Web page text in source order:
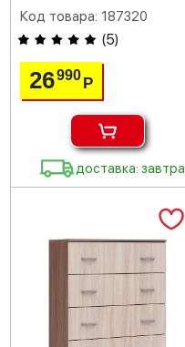
Код товара: 187320
(5)
26990Р
доставка: завтра